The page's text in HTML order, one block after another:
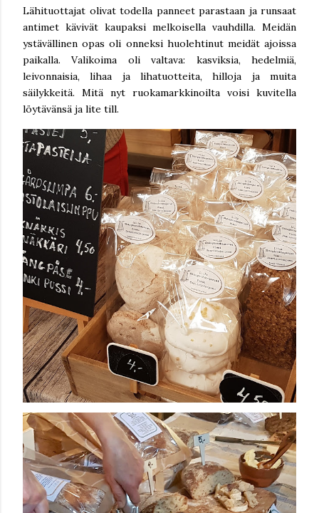
Lähituottajat olivat todella panneet parastaan ja runsaat
antimet kävivät kaupaksi melkoisella vauhdilla. Meidän
ystävällinen opas oli onneksi huolehtinut meidät ajoissa
paikalla. Valikoima oli valtava: kasviksia, hedelmiä,
leivonnaisia, lihaa ja lihatuotteita, hilloja ja muita
säilykkeitä. Mitä nyt ruokamarkkinoilta voisi kuvitella
löytävänsä ja lite till.